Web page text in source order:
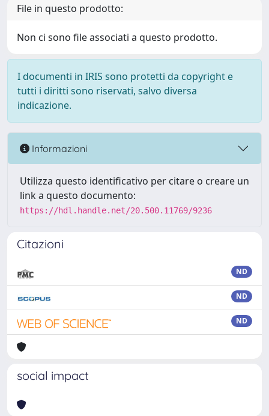
File in questo prodotto:
Non ci sono file associati a questo prodotto.
I documenti in IRIS sono protetti da copyright e
tutti i diritti sono riservati, salvo diversa
indicazione.
Informazioni
Utilizza questo identificativo per citare o creare un
link a questo documento:
https://hdl.handle.net/20.500.11769/9236
Citazioni
ND
ND
ND
social impact